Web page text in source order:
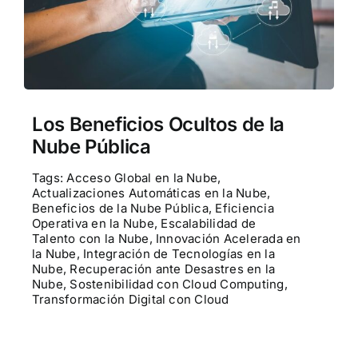
Contactenos
POCs
Los Beneficios Ocultos de la
Nube Pública
Tags: Acceso Global en la Nube,
Actualizaciones Automáticas en la Nube,
Beneficios de la Nube Pública, Eficiencia
Operativa en la Nube, Escalabilidad de
Talento con la Nube, Innovación Acelerada en
la Nube, Integración de Tecnologías en la
Nube, Recuperación ante Desastres en la
Nube, Sostenibilidad con Cloud Computing,
Transformación Digital con Cloud